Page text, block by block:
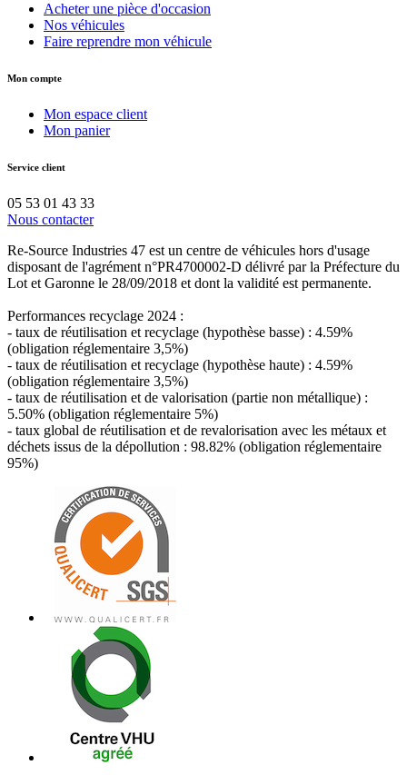
Acheter une pièce d'occasion
Nos véhicules
Faire reprendre mon véhicule
Mon compte
Mon espace client
Mon panier
Service client
05 53 01 43 33
Nous contacter
Re-Source Industries 47 est un centre de véhicules hors d'usage
disposant de l'agrément n°PR4700002-D délivré par la Préfecture du
Lot et Garonne le 28/09/2018 et dont la validité est permanente.
Performances recyclage 2024 :
- taux de réutilisation et recyclage (hypothèse basse) : 4.59%
(obligation réglementaire 3,5%)
- taux de réutilisation et recyclage (hypothèse haute) : 4.59%
(obligation réglementaire 3,5%)
- taux de réutilisation et de valorisation (partie non métallique) :
5.50% (obligation réglementaire 5%)
- taux global de réutilisation et de revalorisation avec les métaux et
déchets issus de la dépollution : 98.82% (obligation réglementaire
95%)